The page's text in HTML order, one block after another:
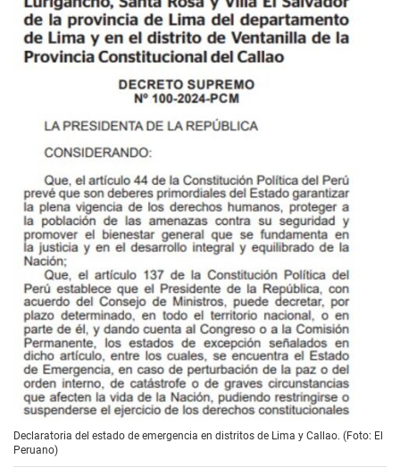
Declaratoria del estado de emergencia en distritos de Lima y Callao. (Foto: El
Peruano)